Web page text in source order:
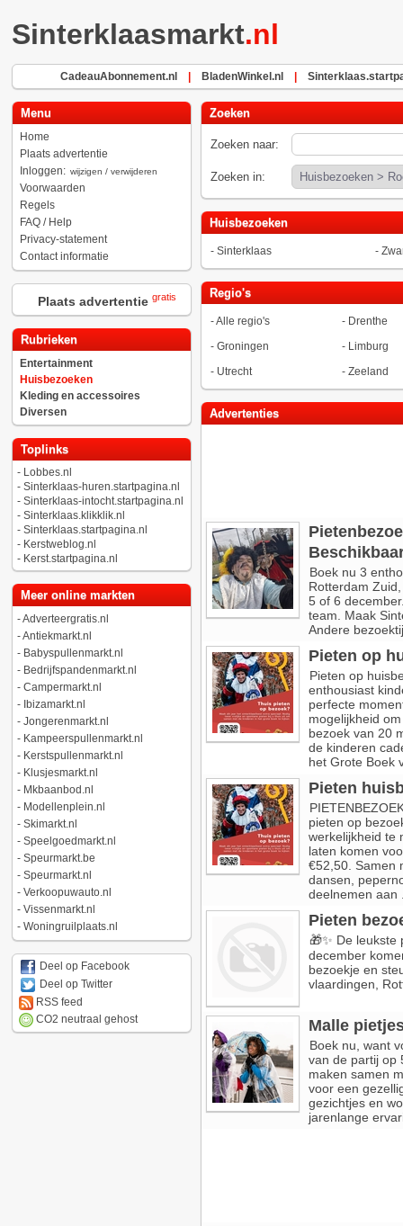
Sinterklaasmarkt.nl
CadeauAbonnement.nl BladenWinkel.nl
Menu
Home
Plaats advertentie
Inloggen: wijzigen / verwijderen
Voorwaarden
Regels
FAQ / Help
Privacy-statement
Contact informatie
Plaats advertentie gratis
Rubrieken
Entertainment
Huisbezoeken
Kleding en accessoires
Diversen
Toplinks
- Lobbes.nl
- Sinterklaas-huren.startpagina.nl
- Sinterklaas-intocht.startpagina.nl
- Sinterklaas.klikklik.nl
- Sinterklaas.startpagina.nl
- Kerstweblog.nl
- Kerst.startpagina.nl
Meer online markten
-Adverteergratis.nl
-Antiekmarkt.nl
- Babyspullenmarkt.nl
- Bedrijfspandenmarkt.nl
- Campermarkt.nl
- Ibizamarkt.nl
- Jongerenmarkt.nl
- Kampeerspullenmarkt.nl
- Kerstspullenmarkt.nl
- Klusjesmarkt.nl
- Mkbaanbod.nl
- Modellenplein.nl
- Skimarkt.nl
- Speelgoedmarkt.nl
- Speurmarkt.be
- Speurmarkt.nl
- Verkoopuwauto.nl
- Vissenmarkt.nl
- Woningruilplaats.nl
Deel op Facebook
Deel op Twitter
RSS feed
CO2 neutraal gehost
Zoeken
Zoeken naar:
Zoeken in:
Huisbezoeken
- Sinterklaas -
Regio's
-Alle regio's - Drenthe
- Groningen - Limburg
- Utrecht - Zeeland
Advertenties
Boek nu 3
Rotterdam
5 of 6
team. Maak
Andere
Pieten op
Pieten op
enthousiast
perfecte
mogelijkheid
bezoek van 20
de kinderen
het Grote Boek
Pieten
pieten op
werkelijkheid te
laten komen
€52,50. Samen
dansen,
deelnemen aan
Pieten
🎁✨ De
december
bezoekje en
vlaardingen,
Malle
Boek nu, want
van de partij op
maken samen
voor een
gezichtjes en
jarenlange